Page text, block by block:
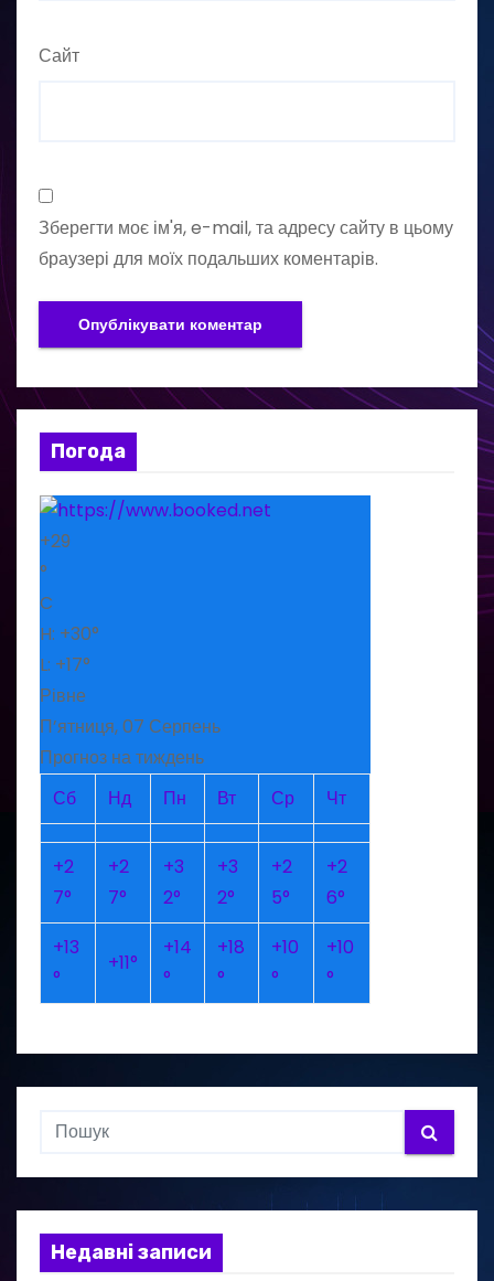
Сайт
Зберегти моє ім'я, e-mail, та адресу сайту в цьому
браузері для моїх подальших коментарів.
Погода
+29
°
C
H: +30°
L: +17°
Рівне
П’ятниця, 07 Серпень
Прогноз на тиждень
Сб
Нд Пн Вт Ср Чт
+2
7°
+2
7°
+3
2°
+3
2°
+2
5°
+2
6°
+13
°
+11°
+14
°
+18
°
+10
°
+10
°
Недавні записи